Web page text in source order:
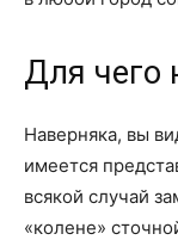
Для чего
Наверняка, вы
имеется
всякой случай
«колене»